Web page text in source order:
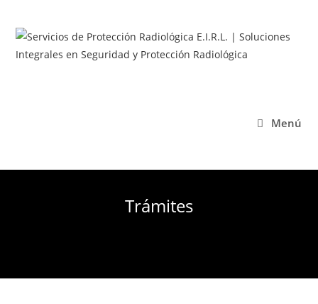
Menú
Trámites